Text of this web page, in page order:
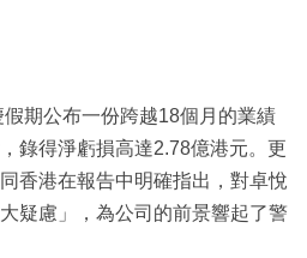
期公布一份跨越18個月的業績
錄得淨虧損高達2.78億港元。更
香港在報告中明確指出，對卓悅
疑慮」，為公司的前景響起了警